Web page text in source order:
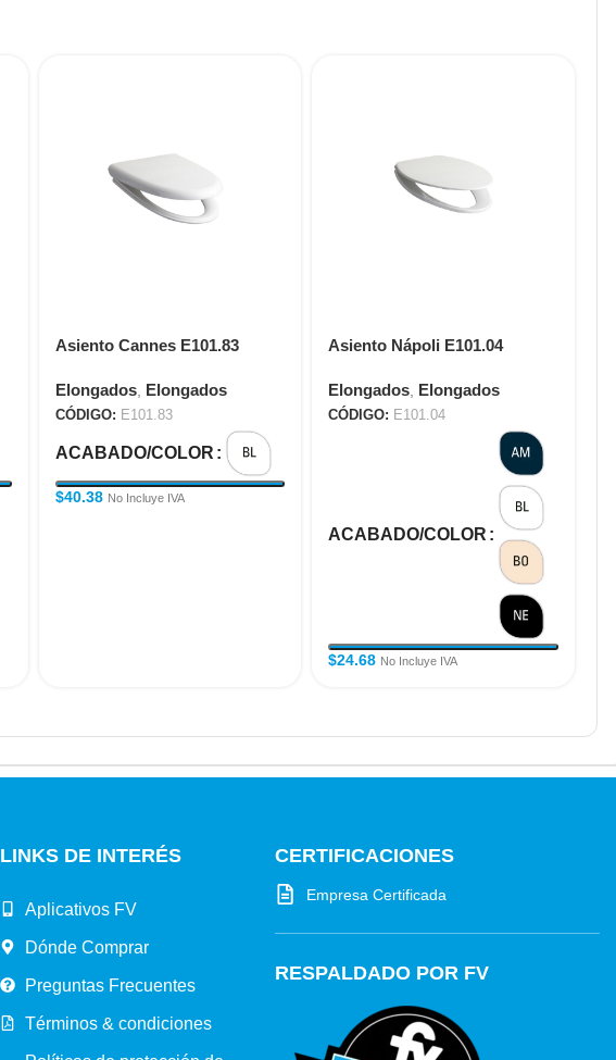
Asiento Cannes E101.83
Elongados, Elongados
CÓDIGO: E101.83
ACABADO/COLOR
$40.38 No Incluye IVA
Asiento Nápoli E101.04
Elongados, Elongados
CÓDIGO: E101.04
ACABADO/COLOR
$24.68 No Incluye IVA
LINKS DE INTERÉS
Aplicativos FV
Dónde Comprar
Preguntas Frecuentes
Términos & condiciones
CERTIFICACIONES
Empresa Certificada
RESPALDADO POR FV